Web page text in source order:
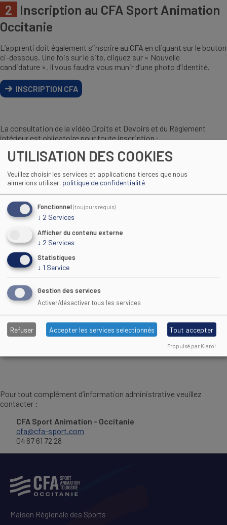
2 Inscription au CFA Sport Animation
Occitanie
L’apprenti doit également s’inscrire au CFA en cliquant sur le bouton
ci-dessous. Une fois sur le site, cliquez sur « Nouvelle
candidature ». Il vous faudra vous munir d’une photo d’identité.
INSCRIPTION CFA
La consultation de la vidéo Droits et Devoirs et du Règlement
intérieur est obligatoire pour toute inscription :
Regarder la vidéo
Consulter le réglement intérieur du CFA :
Pour tout complément d’information administrative veuillez
contacter :
CFA Sport Animation - Occitanie
cfa@cfa-sport.com
04 67 61 72 28
Maison Régionale des Sports
UTILISATION DES COOKIES
Veuillez choisir les services et applications tierces que nous
aimerions utiliser. politique de confidentialité
Fonctionnel(toujours requis)
↓ 2 Services
Afficher du contenu externe
↓ 2 Services
Statistiques
↓ 1 Service
Gestion des services
Activer/désactiver tous les services
Refuser Accepter les services selectionnés Tout accepter
Propulsé par Klaro!